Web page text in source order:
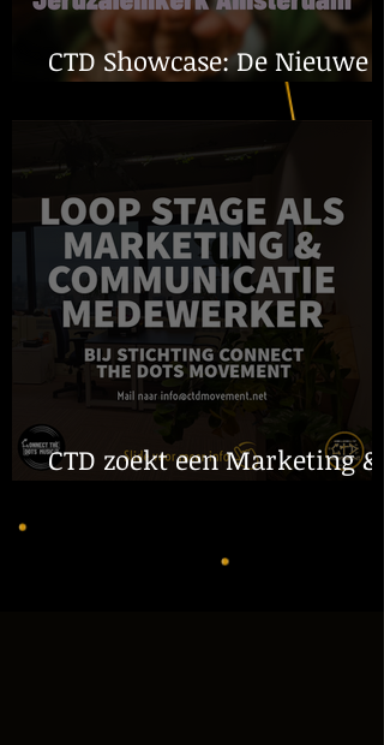
CTD Showcase: De Nieuwe
CTD zoekt een Marketing &